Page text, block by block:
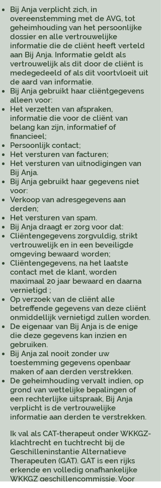
Bij Anja verplicht zich, in
overeenstemming met de AVG, tot
geheimhouding van het persoonlijke
dossier en alle vertrouwelijke
informatie die de cliënt heeft verteld
aan Bij Anja. Informatie geldt als
vertrouwelijk als dit door de cliënt is
medegedeeld of als dit voortvloeit uit
de aard van informatie.
Bij Anja gebruikt haar cliëntgegevens
alleen voor:
Het verzetten van afspraken,
informatie die voor de cliënt van
belang kan zijn, informatief of
financieel;
Persoonlijk contact;
Het versturen van facturen;
Het versturen van uitnodigingen van
Bij Anja.
Bij Anja gebruikt haar gegevens niet
voor:
Verkoop van adresgegevens aan
derden;
Het versturen van spam.
Bij Anja draagt er zorg voor dat:
Cliëntengegevens zorgvuldig, strikt
vertrouwelijk en in een beveiligde
omgeving bewaard worden;
Cliëntengegevens, na het laatste
contact met de klant, worden
maximaal 20 jaar bewaard en daarna
vernietigd ;
Op verzoek van de cliënt alle
betreffende gegevens van deze cliënt
onmiddellijk vernietigd zullen worden.
De eigenaar van Bij Anja is de enige
die deze gegevens kan inzien en
gebruiken.
Bij Anja zal nooit zonder uw
toestemming gegevens openbaar
maken of aan derden verstrekken.
De geheimhouding vervalt indien, op
grond van wettelijke bepalingen of
een rechterlijke uitspraak, Bij Anja
verplicht is de vertrouwelijke
informatie aan derden te verstrekken.
Ik val als CAT-therapeut onder WKKGZ-
klachtrecht en tuchtrecht bij de
Geschilleninstantie Alternatieve
Therapeuten (GAT). GAT is een rijks
erkende en volledig onafhankelijke
WKKGZ geschillencommissie. Voor